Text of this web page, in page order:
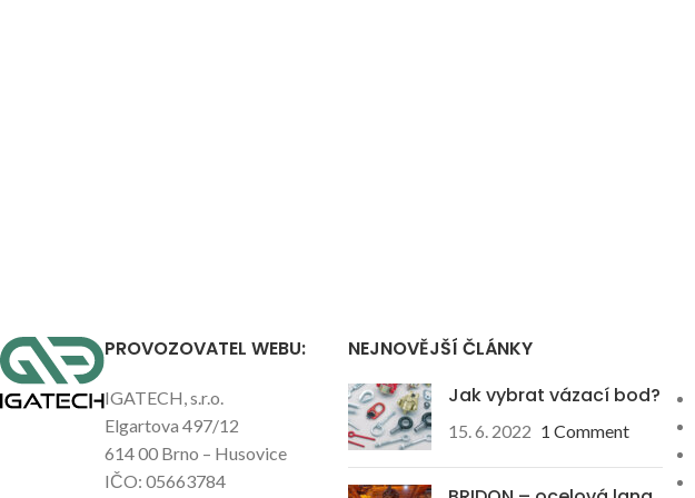
PROVOZOVATEL WEBU:
IGATECH, s.r.o.
Elgartova 497/12
614 00 Brno – Husovice
IČO: 05663784
NEJNOVĚJŠÍ ČLÁNKY
Jak vybrat vázací bod?
15. 6. 2022 1 Comment